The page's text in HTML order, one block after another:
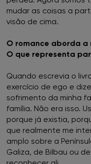
mudar as coisas a
visão de cima.
O romance aborda a
O que representa
Quando escrevia o
exercício de ego e
sofrimento da minha
família. Não era isso.
porque já existia,
que realmente me
amplo sobre a
Galiza, de Bilbau ou